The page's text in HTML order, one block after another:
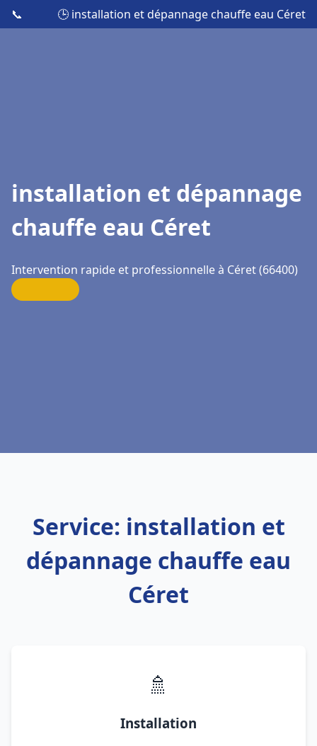
📞 🕒 installation et dépannage chauffe eau Céret
installation et dépannage
chauffe eau Céret
Intervention rapide et professionnelle à Céret (66400)
Service: installation et
dépannage chauffe eau
Céret
🚿
Installation